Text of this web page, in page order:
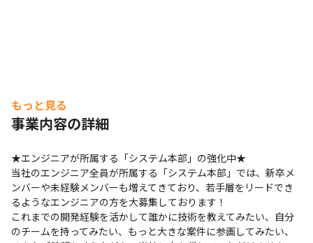
もっと見る
事業内容の詳細
★エンジニアが所属する「システム本部」の強化中★
当社のエンジニア全員が所属する「システム本部」では、新卒メ
ンバーや未経験メンバーも増えてきており、若手層をリードでき
るようなエンジニアの方を大募集しております！
これまでの開発経験を活かして誰かに技術を教えてみたい、自分
のチームを持ってみたい、もっと大きな案件に参画してみたい、